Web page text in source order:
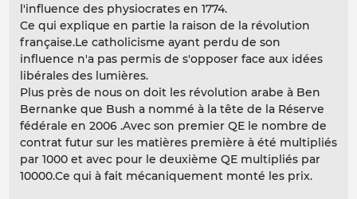
l'influence des physiocrates en 1774.
Ce qui explique en partie la raison de la révolution
française.Le catholicisme ayant perdu de son
influence n'a pas permis de s'opposer face aux idées
libérales des lumières.
Plus près de nous on doit les révolution arabe à Ben
Bernanke que Bush a nommé à la tête de la Réserve
fédérale en 2006 .Avec son premier QE le nombre de
contrat futur sur les matières première à été multipliés
par 1000 et avec pour le deuxième QE multipliés par
10000.Ce qui à fait mécaniquement monté les prix.